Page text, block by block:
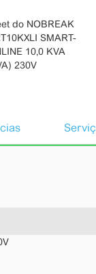
do NOBREAK
SMART-
10,0 KVA
230V